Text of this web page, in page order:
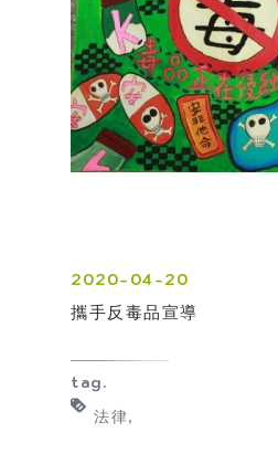
2020-04-20
攜手反毒品宣導
tag.
法律